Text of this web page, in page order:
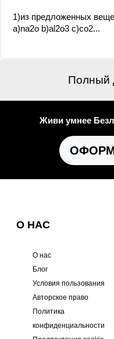
1)из предложенных
a)na2o b)al2o3 c)co2...
Полный
Живи умнее
О НАС
О нас
Блог
Условия пользования
Авторское право
Политика
конфиденциальности